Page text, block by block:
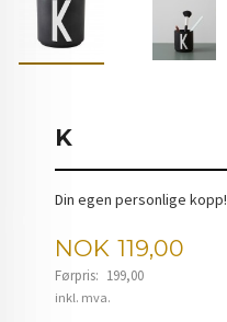
K
Din egen personlige kopp!
Tilbud
NOK 119,00
Førpris: 199,00
Rabatt
inkl. mva.